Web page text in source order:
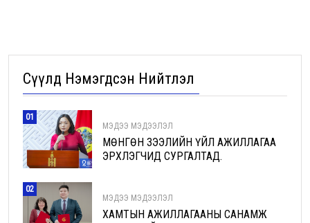
Сүүлд Нэмэгдсэн Нийтлэл
01
МЭДЭЭ МЭДЭЭЛЭЛ
МӨНГӨН ЗЭЭЛИЙН ҮЙЛ АЖИЛЛАГАА
ЭРХЛЭГЧИД СУРГАЛТАД.
02
МЭДЭЭ МЭДЭЭЛЭЛ
ХАМТЫН АЖИЛЛАГААНЫ САНАМЖ